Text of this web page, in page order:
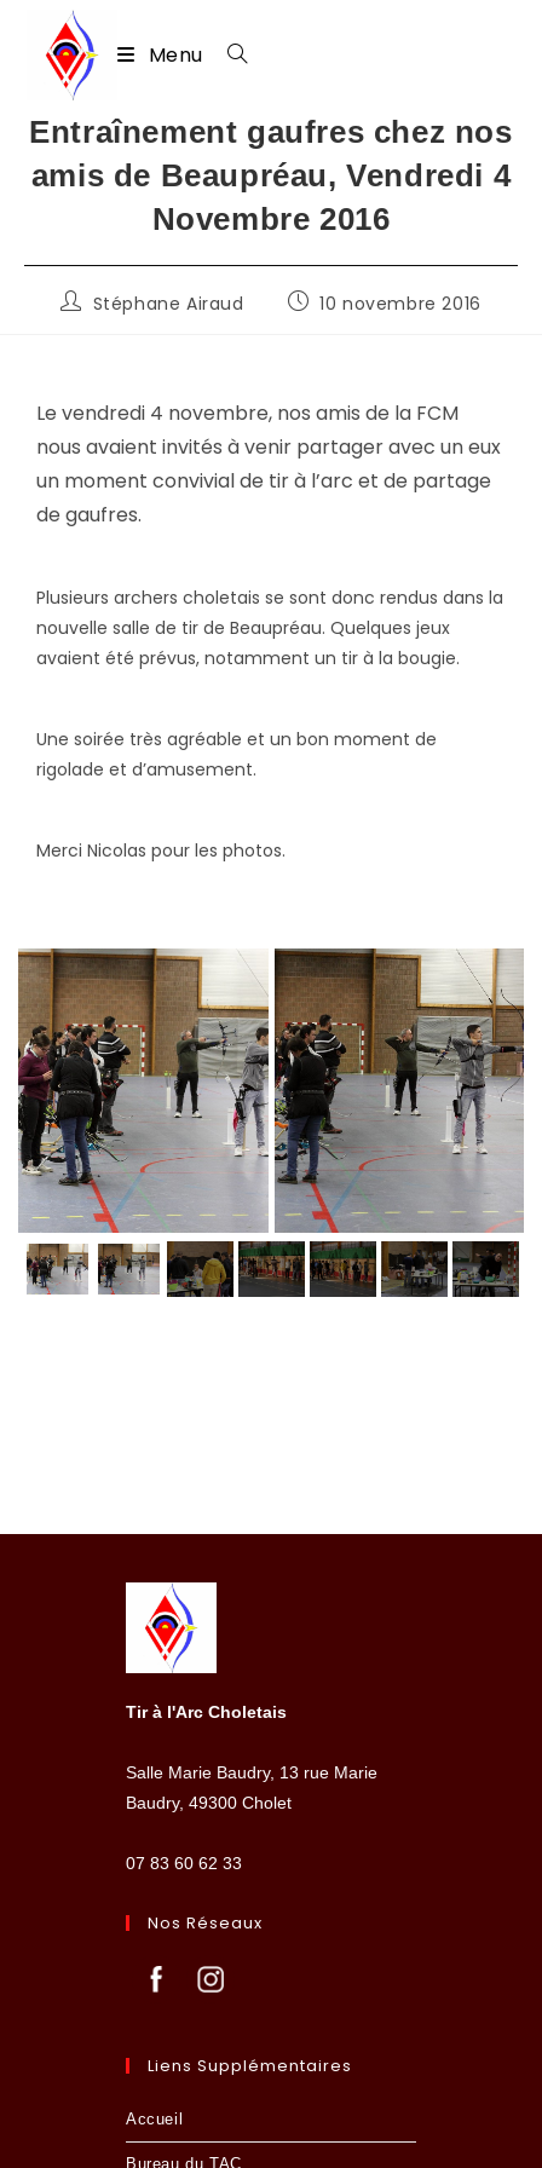
Skip
content
Menu
Entraînement gaufres chez nos
amis de Beaupréau, Vendredi 4
Novembre 2016
Auteur/autrice
Stéphane Airaud
Publication
10 novembre 2016
Le vendredi 4 novembre, nos amis de la FCM
nous avaient invités à venir partager avec un eux
un moment convivial de tir à l’arc et de partage
de gaufres.
Plusieurs archers choletais se sont donc rendus dans la
nouvelle salle de tir de Beaupréau. Quelques jeux
avaient été prévus, notamment un tir à la bougie.
Une soirée très agréable et un bon moment de
rigolade et d’amusement.
Merci Nicolas pour les photos.
Tir à l'Arc Choletais
Salle Marie Baudry, 13 rue Marie
Baudry, 49300 Cholet
07 83 60 62 33
Nos Réseaux
Liens Supplémentaires
Accueil
Bureau du TAC